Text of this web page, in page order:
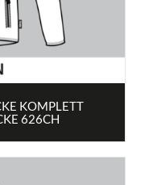
KOMPLETT
626CH